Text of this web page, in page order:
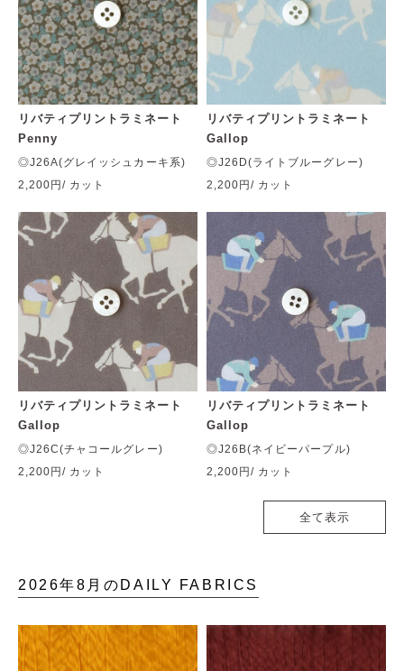
リバティプリントラミネート
Penny
◎J26A(グレイッシュカーキ系)
2,200円/ カット
リバティプリントラミネート
Gallop
◎J26D(ライトブルーグレー)
2,200円/ カット
リバティプリントラミネート
Gallop
◎J26C(チャコールグレー)
2,200円/ カット
リバティプリントラミネート
Gallop
◎J26B(ネイビーパープル)
2,200円/ カット
全て表示
2026年8月のDAILY FABRICS